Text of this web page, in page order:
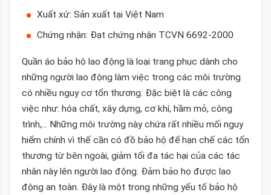
Xuất xứ: Sản xuất tại Việt Nam
Chứng nhận: Đạt chứng nhận TCVN 6692-2000
Quần áo bảo hộ lao động là loại trang phục dành cho
những người lao động làm việc trong các môi trường
có nhiều nguy cơ tổn thương. Đặc biệt là các công
việc như: hóa chất, xây dựng, cơ khí, hầm mỏ, công
trình,... Những môi trường này chứa rất nhiều mối nguy
hiểm chính vì thế cần có đồ bảo hộ để hạn chế các tổn
thương từ bên ngoài, giảm tối đa tác hại của các tác
nhân này lên người lao động. Đảm bảo họ được lao
động an toàn. Đây là một trong những yếu tố bảo hộ